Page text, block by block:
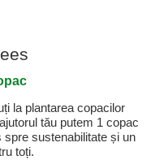
la plantarea copacilor
tău putem 1 copac
sustenabilitate și un
toți.